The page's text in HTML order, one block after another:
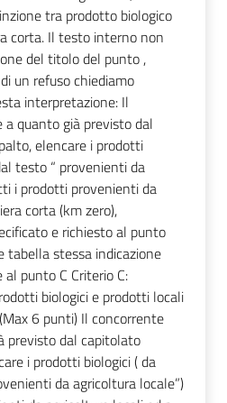
tra prodotto biologico
corta. Il testo interno non
del titolo del punto ,
un refuso chiediamo
interpretazione: Il
quanto già previsto dal
elencare i prodotti
testo “ provenienti da
i prodotti provenienti da
corta (km zero),
e richiesto al punto
tabella stessa indicazione
punto C Criterio C:
biologici e prodotti locali
6 punti) Il concorrente
previsto dal capitolato
i prodotti biologici ( da
da agricoltura locale”)